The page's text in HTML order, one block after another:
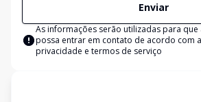
Enviar
As informações serão utilizadas para que
possa entrar em contato de acordo com a
privacidade e termos de serviço